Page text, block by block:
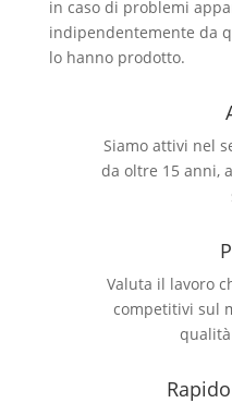
in caso di problemi
indipendentemente da
lo hanno prodotto.
Siamo attivi nel
da oltre 15 anni,
Valuta il lavoro
competitivi sul